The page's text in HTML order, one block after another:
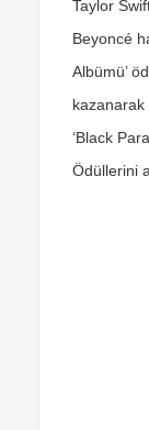
Taylor
Beyoncé
Albümü’
kazanarak
‘Black
Ödüllerini